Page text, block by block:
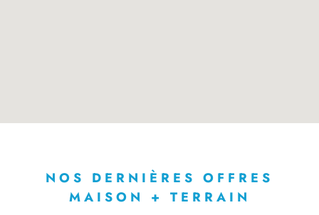
NOS DERNIÈRES OFFRES
MAISON + TERRAIN